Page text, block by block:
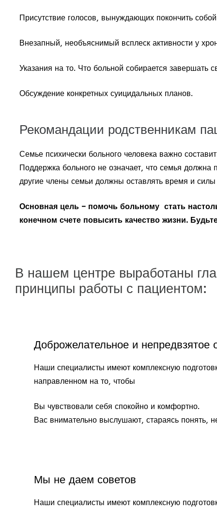
Присутствие голосов, вынуждающих покончить
Внезапный, необъяснимый всплеск активности у
Указания на то. Что больной собирается
Обсуждение конкретных суицидальных планов.
Рекомандации родственникам
Семье психически больного человека важно
Поддержка больного не означает, что семья должна
другие члены семьи должны оставлять время и силы
Основная цель – помочь больному стать
конечном счете повысить качество жизни.
В нашем центре выработаны
принципы работы с пациентом:
Доброжелательное и непредвзятое
Наши специалисты имеют комплексную
направленном на то, чтобы
Вы чувствовали себя спокойно и комфортно.
Вас внимательно выслушают, стараясь понять,
Мы не даем советов
Наши специалисты имеют комплексную